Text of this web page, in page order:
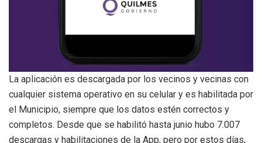
La aplicación es descargada por los vecinos y vecinas con
cualquier sistema operativo en su celular y es habilitada por
el Municipio, siempre que los datos estén correctos y
completos. Desde que se habilitó hasta junio hubo 7.007
descargas y habilitaciones de la App, pero por estos días,